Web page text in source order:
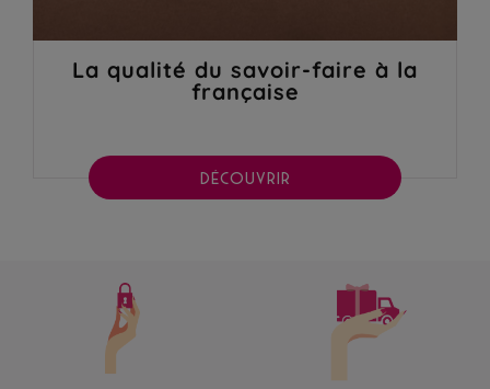
La qualité du savoir-faire à la
française
DÉCOUVRIR